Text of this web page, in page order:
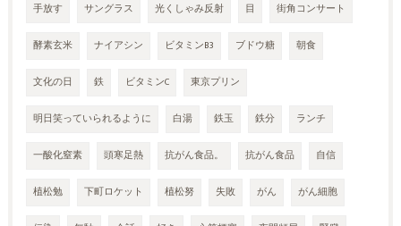
手放す サングラス 光くしゃみ反射 目 街角コンサート
酵素玄米 ナイアシン ビタミンB3 ブドウ糖 朝食
文化の日 鉄 ビタミンC 東京プリン
明日笑っていられるように 白湯 鉄玉 鉄分 ランチ
一酸化窒素 頭寒足熱 抗がん食品。 抗がん食品 自信
植松勉 下町ロケット 植松努 失敗 がん がん細胞